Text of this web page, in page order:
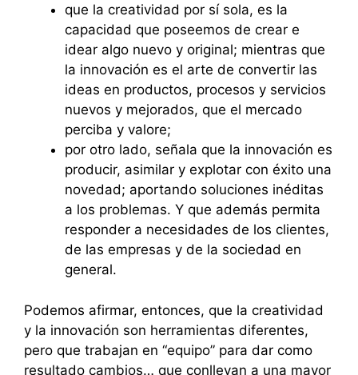
que la creatividad por sí sola, es la
capacidad que poseemos de crear e
idear algo nuevo y original; mientras que
la innovación es el arte de convertir las
ideas en productos, procesos y servicios
nuevos y mejorados, que el mercado
perciba y valore;
por otro lado, señala que la innovación es
producir, asimilar y explotar con éxito una
novedad; aportando soluciones inéditas
a los problemas. Y que además permita
responder a necesidades de los clientes,
de las empresas y de la sociedad en
general.
Podemos afirmar, entonces, que la creatividad
y la innovación son herramientas diferentes,
pero que trabajan en “equipo” para dar como
resultado cambios… que conllevan a una mayor